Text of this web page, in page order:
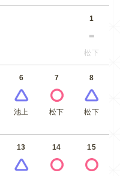
1
松下
6
池上
7
松下
8
松下
13 14 15